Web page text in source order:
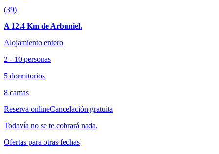
(39)
A 12.4 Km de Arbuniel.
Alojamiento entero
2 - 10 personas
5 dormitorios
8 camas
Reserva onlineCancelación gratuita
Todavía no se te cobrará nada.
Ofertas para otras fechas